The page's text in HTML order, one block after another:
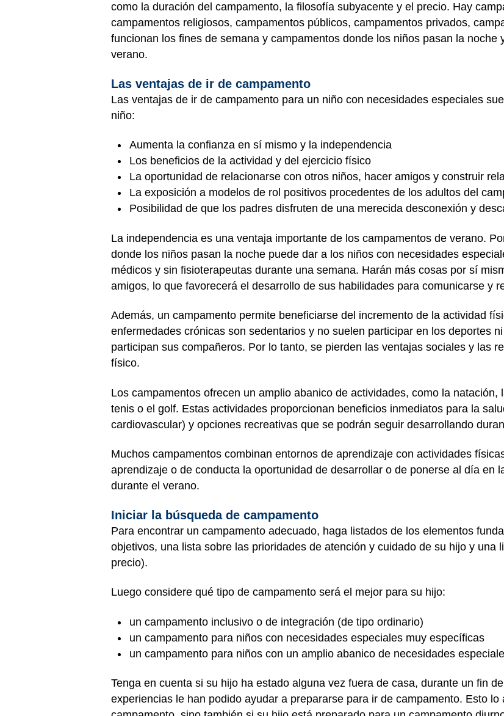
como la duración del campamento, la filosofía subyacente y el precio. Hay
campamentos religiosos, campamentos públicos, campamentos privados,
funcionan los fines de semana y campamentos donde los niños pasan la noche
verano.
Las ventajas de ir de campamento
Las ventajas de ir de campamento para un niño con necesidades especiales
niño:
Aumenta la confianza en sí mismo y la independencia
Los beneficios de la actividad y del ejercicio físico
La oportunidad de relacionarse con otros niños, hacer amigos y construir
La exposición a modelos de rol positivos procedentes de los adultos del
Posibilidad de que los padres disfruten de una merecida desconexión y
La independencia es una ventaja importante de los campamentos de verano.
donde los niños pasan la noche puede dar a los niños con necesidades
médicos y sin fisioterapeutas durante una semana. Harán más cosas por sí
amigos, lo que favorecerá el desarrollo de sus habilidades para comunicarse y
Además, un campamento permite beneficiarse del incremento de la actividad
enfermedades crónicas son sedentarios y no suelen participar en los deportes
participan sus compañeros. Por lo tanto, se pierden las ventajas sociales y las
físico.
Los campamentos ofrecen un amplio abanico de actividades, como la
tenis o el golf. Estas actividades proporcionan beneficios inmediatos para la
cardiovascular) y opciones recreativas que se podrán seguir desarrollando
Muchos campamentos combinan entornos de aprendizaje con actividades
aprendizaje o de conducta la oportunidad de desarrollar o de ponerse al día en
durante el verano.
Iniciar la búsqueda de campamento
Para encontrar un campamento adecuado, haga listados de los elementos
objetivos, una lista sobre las prioridades de atención y cuidado de su hijo y una
precio).
Luego considere qué tipo de campamento será el mejor para su hijo:
un campamento inclusivo o de integración (de tipo ordinario)
un campamento para niños con necesidades especiales muy específicas
un campamento para niños con un amplio abanico de necesidades
Tenga en cuenta si su hijo ha estado alguna vez fuera de casa, durante un fin
experiencias le han podido ayudar a prepararse para ir de campamento. Esto